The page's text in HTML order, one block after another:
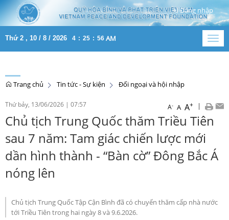
Đăng nhập
Thứ 2 , 10 / 8 / 2026 4 : 25 : 56 AM
Trang chủ Tin tức - Sự kiện Đối ngoại và hội nhập
Thứ bảy, 13/06/2026 | 07:57 A- A A+ |
Chủ tịch Trung Quốc thăm Triều Tiên
sau 7 năm: Tam giác chiến lược mới
dần hình thành - “Bàn cờ” Đông Bắc Á
nóng lên
Chủ tịch Trung Quốc Tập Cận Bình đã có chuyến thăm cấp nhà nước
tới Triều Tiên trong hai ngày 8 và 9.6.2026.